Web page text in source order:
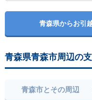
青森県からお引
青森県青森市周辺の
青森市とその周辺